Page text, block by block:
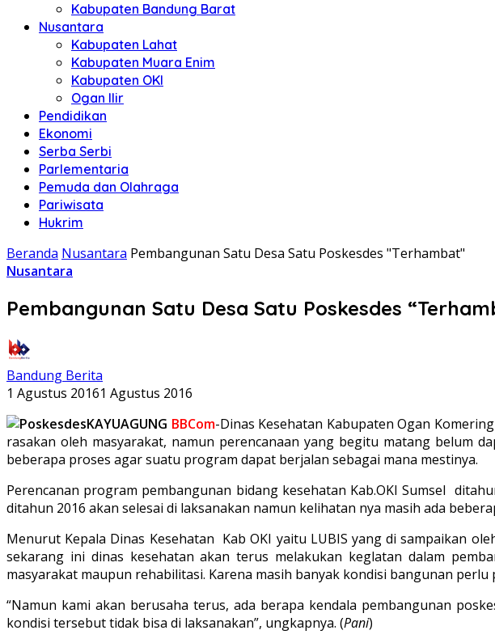
Kabupaten Bandung Barat
Nusantara
Kabupaten Lahat
Kabupaten Muara Enim
Kabupaten OKI
Ogan Ilir
Pendidikan
Ekonomi
Serba Serbi
Parlementaria
Pemuda dan Olahraga
Pariwisata
Hukrim
Beranda Nusantara Pembangunan Satu Desa Satu Poskesdes "Terhambat"
Nusantara
Pembangunan Satu Desa Satu Poskesdes
Bandung Berita
1 Agustus 20161 Agustus 2016
KAYUAGUNG BBCom-Dinas Kesehatan Kabupaten Ogan
rasakan oleh masyarakat, namun perencanaan yang begitu matang belum
beberapa proses agar suatu program dapat berjalan sebagai mana mestinya.
Perencanan program pembangunan bidang kesehatan Kab.OKI Sumsel
ditahun 2016 akan selesai di laksanakan namun kelihatan nya masih ada
Menurut Kepala Dinas Kesehatan Kab OKI yaitu LUBIS yang di sampaikan
sekarang ini dinas kesehatan akan terus melakukan keglatan dalam
masyarakat maupun rehabilitasi. Karena masih banyak kondisi bangunan
“Namun kami akan berusaha terus, ada berapa kendala pembangunan
kondisi tersebut tidak bisa di laksanakan”, ungkapnya. (Pani)